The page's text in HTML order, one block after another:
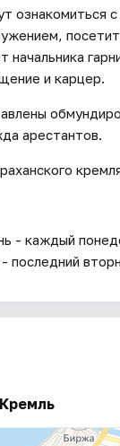
ознакомиться
начальника
и карцер.
арестантов.
- каждый
последний